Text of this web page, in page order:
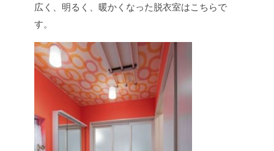
広く、明るく、暖かくなった脱衣室はこちらで
す。